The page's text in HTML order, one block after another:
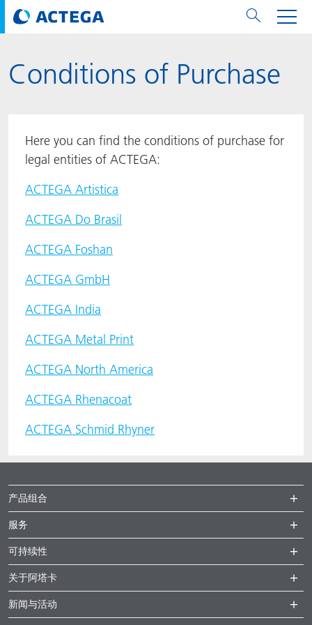
Conditions of Purchase
Here you can find the conditions of purchase for
legal entities of ACTEGA:
ACTEGA Artistica
ACTEGA Do Brasil
ACTEGA Foshan
ACTEGA GmbH
ACTEGA India
ACTEGA Metal Print
ACTEGA North America
ACTEGA Rhenacoat
ACTEGA Schmid Rhyner
产品组合
服务
可持续性
关于阿塔卡
新闻与活动
用纸张和纸板
用纸张和纸板
油墨
粘合剂
用于软包装和铝箔
油墨
粘合剂
对于标签
对于标签
油墨
粘合剂
用于金属包装和封口
用于金属包装和封口
密封胶
油墨
密封垫片粒料
Technologies
Technologies
ECOLEAF®
ROTARflow
Signite®
品牌
ACTEbond
ACTEcoat
ACTEseal
ACTNext
BlisterKote
FoodClass
PakSafe
PROVALIN
WESSCO
服务
涂料用量计算器
知识
线上问题解决
印样
可持续性
循环经济
体系认证
安全有序
PPWR
我们一起行动
Bees at ACTEGA
ACTEGA Bag
FAQ
关于阿塔卡
Management Team
品牌承诺
业务线
软包业务部
纸品业务部
公司介绍
ACTEGA Do Brasil
ACTEGA Foshan
ACTEGA GmbH
ACTEGA Rhenacoat
ACTEGA Schmid Rhyner
新闻与活动
展会与活动
年新闻发布
Newsletter
English
Français
Chinese
Portuguese
欧洲、中东和非洲 (EMEA)
大中华区
北美州
南美州